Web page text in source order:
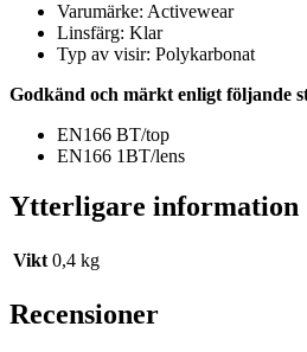
Varumärke: Activewear
Linsfärg: Klar
Typ av visir: Polykarbonat
Godkänd och märkt enligt följande
EN166 BT/top
EN166 1BT/lens
Ytterligare information
Vikt 0,4 kg
Recensioner